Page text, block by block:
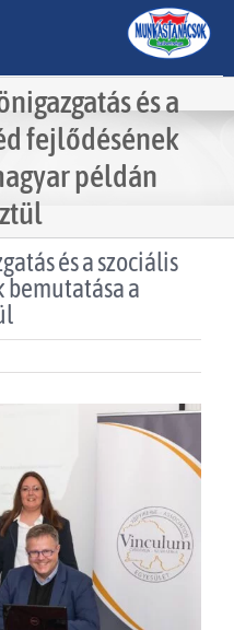
és a
fejlődésének
példán
és a szociális
bemutatása a